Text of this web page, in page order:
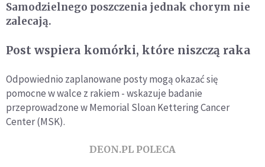
Samodzielnego poszczenia jednak chorym nie
zalecają.
Post wspiera komórki, które niszczą raka
Odpowiednio zaplanowane posty mogą okazać się
pomocne w walce z rakiem - wskazuje badanie
przeprowadzone w Memorial Sloan Kettering Cancer
Center (MSK).
DEON.PL POLECA